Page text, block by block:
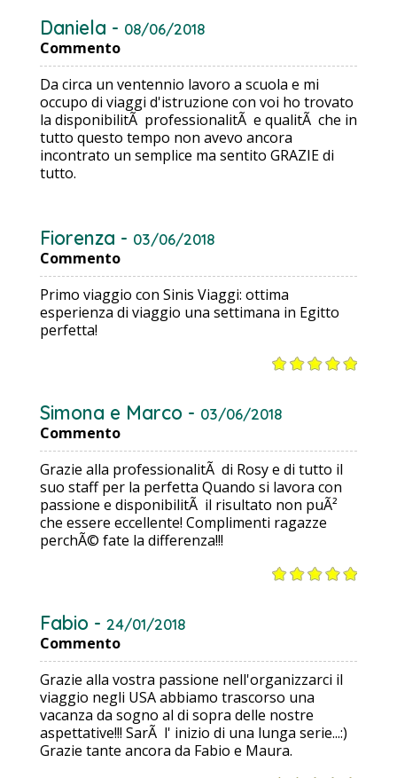
Daniela - 08/06/2018
Commento
Da circa un ventennio lavoro a scuola e mi
occupo di viaggi d'istruzione con voi ho trovato
la disponibilitÃ professionalitÃ e qualitÃ che in
tutto questo tempo non avevo ancora
incontrato un semplice ma sentito GRAZIE di
tutto.
Fiorenza - 03/06/2018
Commento
Primo viaggio con Sinis Viaggi: ottima
esperienza di viaggio una settimana in Egitto
perfetta!
Simona e Marco - 03/06/2018
Commento
Grazie alla professionalitÃ di Rosy e di tutto il
suo staff per la perfetta Quando si lavora con
passione e disponibilitÃ il risultato non puÃ²
che essere eccellente! Complimenti ragazze
perchÃ© fate la differenza!!!
Fabio - 24/01/2018
Commento
Grazie alla vostra passione nell'organizzarci il
viaggio negli USA abbiamo trascorso una
vacanza da sogno al di sopra delle nostre
aspettative!!! SarÃ l' inizio di una lunga serie...:)
Grazie tante ancora da Fabio e Maura.